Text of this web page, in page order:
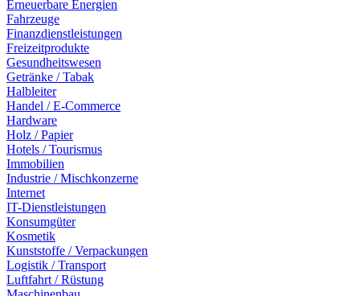
Erneuerbare Energien
Fahrzeuge
Finanzdienstleistungen
Freizeitprodukte
Gesundheitswesen
Getränke / Tabak
Halbleiter
Handel / E-Commerce
Hardware
Holz / Papier
Hotels / Tourismus
Immobilien
Industrie / Mischkonzerne
Internet
IT-Dienstleistungen
Konsumgüter
Kosmetik
Kunststoffe / Verpackungen
Logistik / Transport
Luftfahrt / Rüstung